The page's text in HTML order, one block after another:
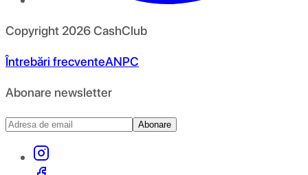
Copyright 2026CashClub
Întrebări frecventeANPC
Abonare newsletter
Abonare